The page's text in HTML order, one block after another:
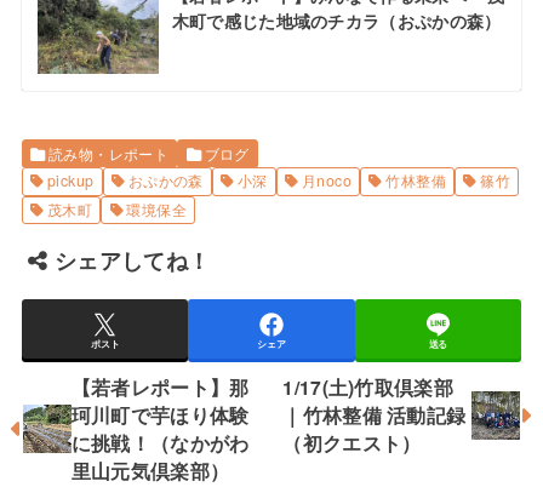
木町で感じた地域のチカラ（おぷかの森）
読み物・レポート
ブログ
pickup
おぷかの森 小深 月noco 竹林整備
篠竹
茂木町
環境保全
シェアしてね！
ポスト シェア 送る
【若者レポート】那
珂川町で芋ほり体験
に挑戦！（なかがわ
里山元気倶楽部）
1/17(土)竹取倶楽部
｜竹林整備 活動記録
（初クエスト）